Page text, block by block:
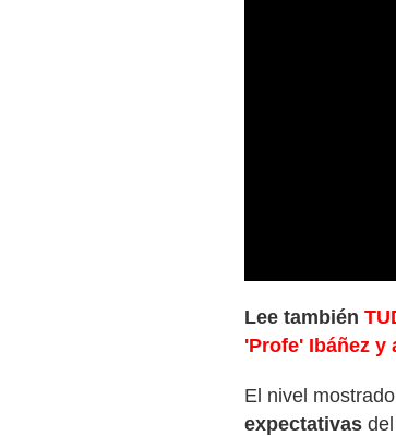
Lee también
'Profe' Ibáñez y
El nivel
expectativas